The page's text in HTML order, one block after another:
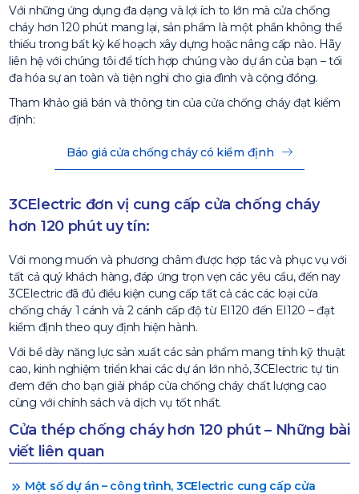
Với những ứng dụng đa dạng và lợi ích to lớn mà cửa chống
cháy hơn 120 phút mang lại, sản phẩm là một phần không thể
thiếu trong bất kỳ kế hoạch xây dựng hoặc nâng cấp nào. Hãy
liên hệ với chúng tôi để tích hợp chúng vào dự án của bạn – tối
đa hóa sự an toàn và tiện nghi cho gia đình và cộng đồng.
Tham khảo giá bán và thông tin của cửa chống cháy đạt kiểm
định:
Báo giá cửa chống cháy có kiểm định
3CElectric đơn vị cung cấp cửa chống cháy
hơn 120 phút uy tín:
Với mong muốn và phương châm được hợp tác và phục vụ với
tất cả quý khách hàng, đáp ứng trọn vẹn các yêu cầu, đến nay
3CElectric đã đủ điều kiện cung cấp tất cả các các loại cửa
chống cháy 1 cánh và 2 cánh cấp độ từ EI120 đến EI120 – đạt
kiểm định theo quy định hiện hành.
Với bề dày năng lực sản xuất các sản phẩm mang tính kỹ thuật
cao, kinh nghiệm triển khai các dự án lớn nhỏ, 3CElectric tự tin
đem đến cho bạn giải pháp cửa chống cháy chất lượng cao
cùng với chính sách và dịch vụ tốt nhất.
Cửa thép chống cháy hơn 120 phút – Những bài
viết liên quan
Một số dự án – công trình, 3CElectric cung cấp cửa